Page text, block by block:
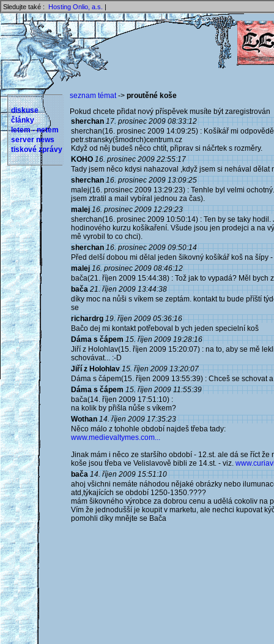
Sledujte také : Hosting Onlio, a.s. |
diskuse
články
letem - netem
server news
tiskové zprávy
seznam témat-> proutěné koše
Pokud chcete přidat nový příspěvek musíte být
sherchan 17. prosinec 2009 08:33:12
sherchan(16. prosinec 2009 14:09:25) : Košíkář mi
petr.stransky(šmodrch)centrum.cz
Když od něj budeš něco chtít, připrav si náčrtek s rozměry.
KOHO 16. prosinec 2009 22:55:17
Tady jsem něco kdysi nahazoval ,když jsem si nehával dělat
sherchan 16. prosinec 2009 13:09:25
malej(16. prosinec 2009 13:29:23) : Tenhle byl velmi
jsem ztratil a mail vybíral jednou za čas).
malej 16. prosinec 2009 12:29:23
sherchan(16. prosinec 2009 10:50:14) : Ten by se taky
hodinového kurzu košíkaření. Všude jsou jen prodejci a na
mě vyrobil to co chci).
sherchan 16. prosinec 2009 09:50:14
Před delší dobou mi dělal jeden šikovný košíkář koš na šípy
malej 16. prosinec 2009 08:46:12
bača(21. říjen 2009 15:44:38) : Tož jak to vypadá? Měl bych
bača 21. říjen 2009 13:44:38
díky moc na nůši s víkem se zeptám. kontakt tu bude příští
se
richardrg 19. říjen 2009 05:36:16
Bačo dej mi kontakt potřeboval b ych jeden specielní koš
Dáma s čápem 15. říjen 2009 19:28:16
Jiří z Holohlav(15. říjen 2009 15:20:07) : na to, aby se mě
schovávat... :-D
Jiří z Holohlav 15. říjen 2009 13:20:07
Dáma s čápem(15. říjen 2009 13:55:39) : Chceš se schovat
Dáma s čápem 15. říjen 2009 11:55:39
bača(14. říjen 2009 17:51:10) :
na kolik by přišla nůše s víkem?
Wothan 14. říjen 2009 17:35:23
Něco málo z tohohle období najdeš třeba tady:
www.medievaltymes.com...
Jinak mám i něco ze staršího období - 12.st. ale dá se říct
koše jsou třeba ve Velislavově bibli ze 14.st. - viz.
bača 14. říjen 2009 15:51:10
ahoj všichni nemáte náhodou nějaké obrázky nebo
atd,týkajících se období 1250-1350.????
mám šikovného výrobce za dobrou cenu a udělá cokoliv na
Vím že jednodušší je koupit v marketu, ale nechci kupovat
pomohli díky mnějte se Bača